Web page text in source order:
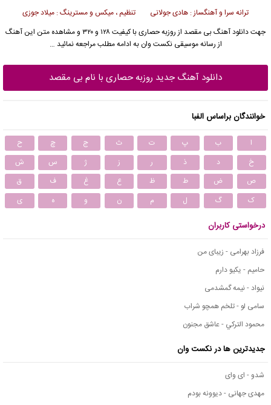
ترانه سرا و آهنگساز : هادی جولانی تنظیم ، میکس و مسترینگ : میلاد جوزی
جهت دانلود آهنگ بی مقصد از روزبه حصاری
با کیفیت ۱۲۸ و ۳۲۰ و مشاهده متن این آهنگ
از رسانه موسیقی نکست وان به ادامه مطلب مراجعه نمائید …
دانلود آهنگ جدید روزبه حصاری با نام بی مقصد
خوانندگان براساس الفبا
ا ب پ ت ث ج چ
ح
خ
د ذ ر ز ژ س
ش
ص
ض ط ظ ع غ ف
ق
ک
گ ل م ن و ه ی
درخواستی کاربران
فرزاد بهرامی - زیبای من
حامیم - یکیو دارم
نیواد - نیمه گمشدمی
سامی لو - تلخم همچو شراب
محمود التركي - عاشق مجنون
جدیدترین ها در نکست وان
شدو - ای وای
مهدی جهانی - دیوونه بودم